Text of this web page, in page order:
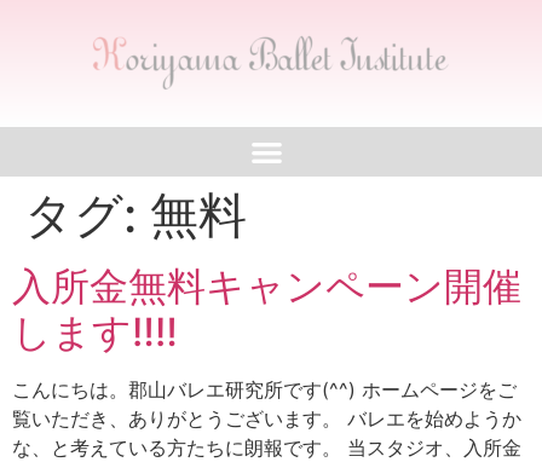
タグ: 無料
入所金無料キャンペーン開催
します‼︎‼︎
こんにちは。郡山バレエ研究所です(^^) ホームページをご
覧いただき、ありがとうございます。 バレエを始めようか
な、と考えている方たちに朗報です。 当スタジオ、入所金